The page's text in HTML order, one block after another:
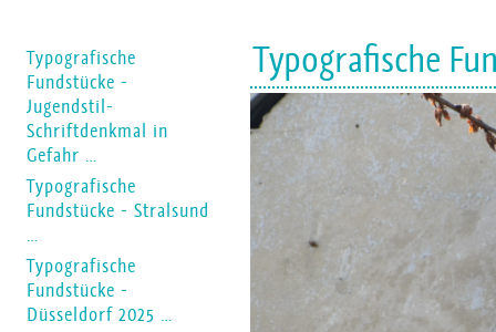
Typografische
Typografische
Fundstücke -
Jugendstil-
Schriftdenkmal in
Gefahr …
Typografische
Fundstücke - Stralsund
…
Typografische
Fundstücke -
Düsseldorf 2025 …